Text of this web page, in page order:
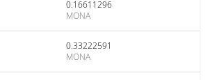
0.16611296
MONA
0.33222591
MONA